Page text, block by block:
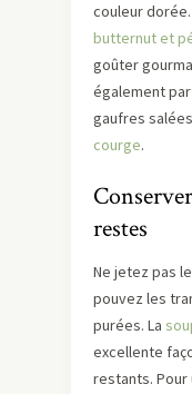
couleur
butternut et
goûter
également
gaufres
courge.
restes
Ne jetez pas
pouvez les
purées. La
excellente
restants.